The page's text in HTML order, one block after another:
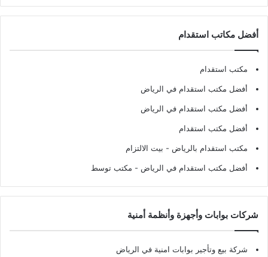
أفضل مكاتب استقدام
مكتب استقدام
أفضل مكتب استقدام في الرياض
أفضل مكتب استقدام في الرياض
أفضل مكتب استقدام
مكتب استقدام بالرياض - بيت الالتزام
أفضل مكتب استقدام في الرياض - مكتب توسط
شركات بوابات وأجهزة وأنظمة أمنية
شركة بيع وتأجير بوابات امنية في الرياض